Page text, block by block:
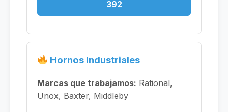
392
Hornos Industriales
Marcas que trabajamos: Rational,
Unox, Baxter, Middleby